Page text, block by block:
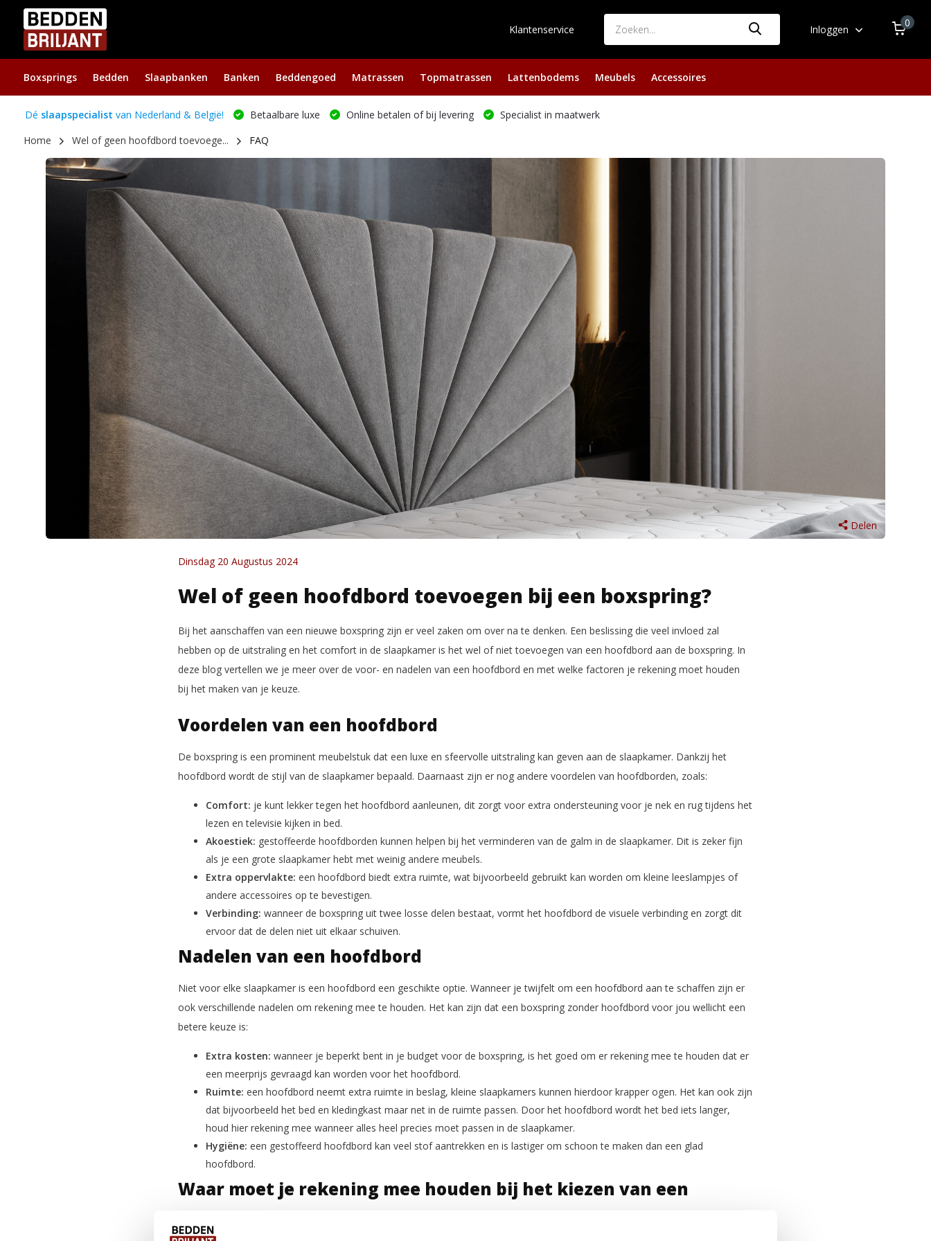
Klantenservice Inloggen
0
Boxsprings Bedden Slaapbanken Banken Beddengoed Matrassen Topmatrassen Lattenbodems Meubels Accessoires
Dé slaapspecialist van Nederland & België! Betaalbare luxe Online betalen of bij levering
Specialist in maatwerk
Home
Wel of geen hoofdbord toevoege... FAQ
Delen
Dinsdag 20 Augustus 2024
Wel of geen hoofdbord toevoegen bij een boxspring?
Bij het aanschaffen van een nieuwe boxspring zijn er veel zaken om over na te denken. Een beslissing die veel invloed zal
hebben op de uitstraling en het comfort in de slaapkamer is het wel of niet toevoegen van een hoofdbord aan de boxspring. In
deze blog vertellen we je meer over de voor- en nadelen van een hoofdbord en met welke factoren je rekening moet houden
bij het maken van je keuze.
Voordelen van een hoofdbord
De boxspring is een prominent meubelstuk dat een luxe en sfeervolle uitstraling kan geven aan de slaapkamer. Dankzij het
hoofdbord wordt de stijl van de slaapkamer bepaald. Daarnaast zijn er nog andere voordelen van hoofdborden, zoals:
Comfort: je kunt lekker tegen het hoofdbord aanleunen, dit zorgt voor extra ondersteuning voor je nek en rug tijdens het
lezen en televisie kijken in bed.
Akoestiek: gestoffeerde hoofdborden kunnen helpen bij het verminderen van de galm in de slaapkamer. Dit is zeker fijn
als je een grote slaapkamer hebt met weinig andere meubels.
Extra oppervlakte:een hoofdbord biedt extra ruimte, wat bijvoorbeeld gebruikt kan worden om kleine leeslampjes of
andere accessoires op te bevestigen.
Verbinding:wanneer de boxspring uit twee losse delen bestaat, vormt het hoofdbord de visuele verbinding en zorgt dit
ervoor dat de delen niet uit elkaar schuiven.
Nadelen van een hoofdbord
Niet voor elke slaapkamer is een hoofdbord een geschikte optie. Wanneer je twijfelt om een hoofdbord aan te schaffen zijn er
ook verschillende nadelen om rekening mee te houden. Het kan zijn dat een boxspring zonder hoofdbord voor jou wellicht een
betere keuze is:
Extra kosten:wanneer je beperkt bent in je budget voor de boxspring, is het goed om er rekening mee te houden dat er
een meerprijs gevraagd kan worden voor het hoofdbord.
Ruimte:een hoofdbord neemt extra ruimte in beslag, kleine slaapkamers kunnen hierdoor krapper ogen. Het kan ook zijn
dat bijvoorbeeld het bed en kledingkast maar net in de ruimte passen. Door het hoofdbord wordt het bed iets langer,
houd hier rekening mee wanneer alles heel precies moet passen in de slaapkamer.
Hygiëne:een gestoffeerd hoofdbord kan veel stof aantrekken en is lastiger om schoon te maken dan een glad
hoofdbord.
Waar moet je rekening mee houden bij het kiezen van een
hoofdbord?